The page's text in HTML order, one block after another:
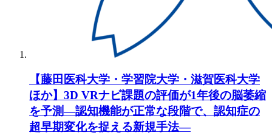
【藤田医科大学・学習院大学・滋賀医科大学
ほか】3D VRナビ課題の評価が1年後の脳萎縮
を予測―認知機能が正常な段階で、認知症の
超早期変化を捉える新規手法―